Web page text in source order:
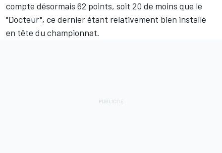
compte désormais 62 points, soit 20 de moins que le
"Docteur", ce dernier étant relativement bien installé
en tête du championnat.